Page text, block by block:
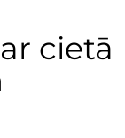
cietā